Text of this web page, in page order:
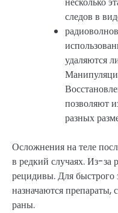
следов в
удаляются
позволяют
разных
Осложнения на теле
в редкий случаях. Из-за
рецидивы. Для
назначаются
раны.